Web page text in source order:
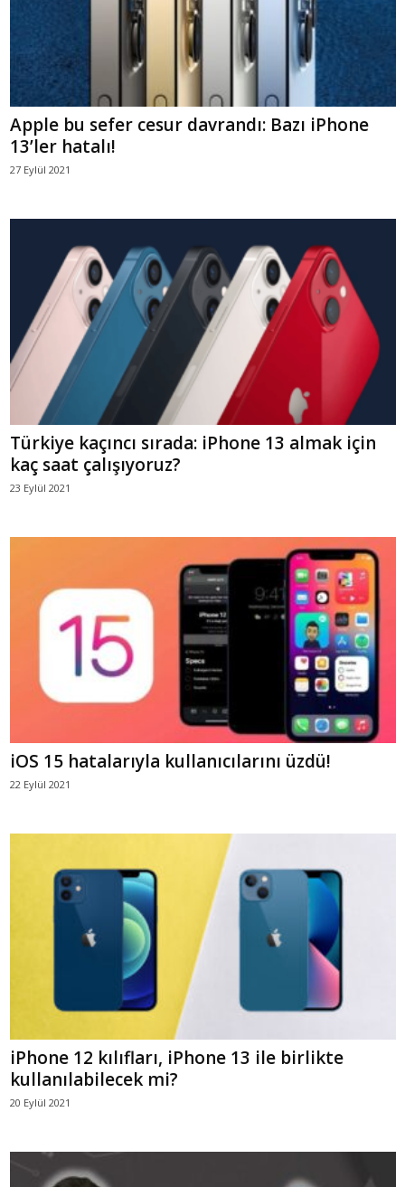
Apple bu sefer cesur davrandı: Bazı iPhone
13’ler hatalı!
27 Eylül 2021
Türkiye kaçıncı sırada: iPhone 13 almak için
kaç saat çalışıyoruz?
23 Eylül 2021
iOS 15 hatalarıyla kullanıcılarını üzdü!
22 Eylül 2021
iPhone 12 kılıfları, iPhone 13 ile birlikte
kullanılabilecek mi?
20 Eylül 2021